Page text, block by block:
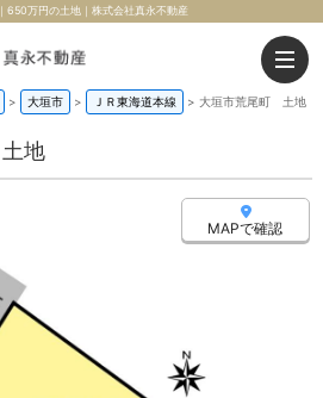
万円の土地｜株式会社真永不動産
> 大垣市 > ＪＲ東海道本線 > 大垣市荒尾町 土地
地
MAPで確認